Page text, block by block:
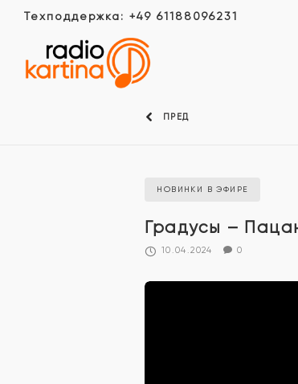
Техподдержка: +49 61188096231
ПРЕД
НОВИНКИ В ЭФИРЕ
Градусы –
10.04.2024 0